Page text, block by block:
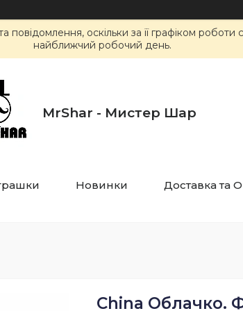
оскільки за її графіком
найближчий робочий день.
MrShar - Мистер Шар
Новинки Доставка та
China Облачко.